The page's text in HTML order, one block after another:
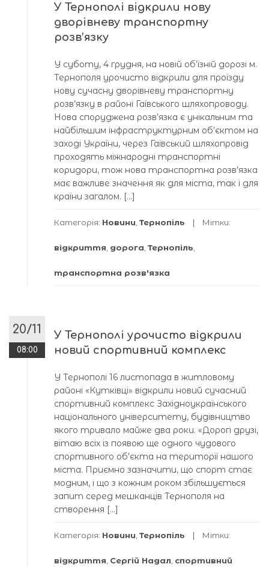
У Тернополі відкрили нову
дворівневу транспортну
розв’язку
У суботу, 4 грудня, на новій об’їзній дорозі м.
Тернополя урочисто відкрили для проїзду
нову сучасну дворівневу транспортну
розв’язку в районі Гаївського шляхопроводу.
Нова споруджена розв’язка є унікальним та
найбільшим інфраструктурним об’єктом на
заході України, через Гаївський шляхопровід
проходять міжнародні транспортні
коридори, тож нова транспортна розв’язка
має важливе значення як для міста, так і для
країни загалом. […]
Категорія: Новини Тернопіль Мітки:
відкриття дорога Тернопіль
транспортна розв'язка
20/11
08:00
У Тернополі урочисто відкрили
новий спортивний комплекс
У Тернополі 16 листопада в житловому
районі «Кутківці» відкрили новий сучасний
спортивний комплекс Західноукраїнського
національного університету, будівництво
якого тривало майже два роки. «Дорогі друзі,
вітаю всіх із появою ще одного чудового
спортивного об’єкта на території нашого
міста. Приємно зазначити, що спорт стає
модним, і що з кожним роком збільшується
запит серед мешканців Тернополя на
створення […]
Категорія: Новини Тернопіль Мітки:
відкриття Сергій Надал спортивний